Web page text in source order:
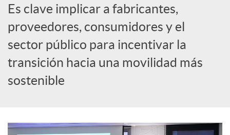
r
d
e
c
Es clave implicar a fabricantes,
proveedores, consumidores y el
sector público para incentivar la
transición hacia una movilidad más
sostenible